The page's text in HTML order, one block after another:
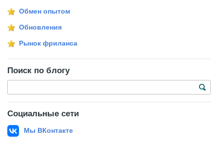
Обмен опытом
Обновления
Рынок фриланса
Поиск по блогу
Социальные сети
Мы ВКонтакте